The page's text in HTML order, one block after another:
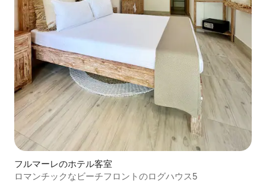
フルマーレのホテル客室
ロマンチックなビーチフロントのログハウス5